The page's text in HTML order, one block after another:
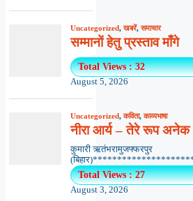
Uncategorized,खबरें,समाचार
सम्मानों हेतु प्रस्ताव माँगे
Total Views : 32
August 5, 2026
Uncategorized,कविता,काव्यभाषा
नीरा आर्य – तेरे रूप अनेक
कुमारी ऋतंभरामुजफ्फरपुर
Total Views : 27
August 3, 2026